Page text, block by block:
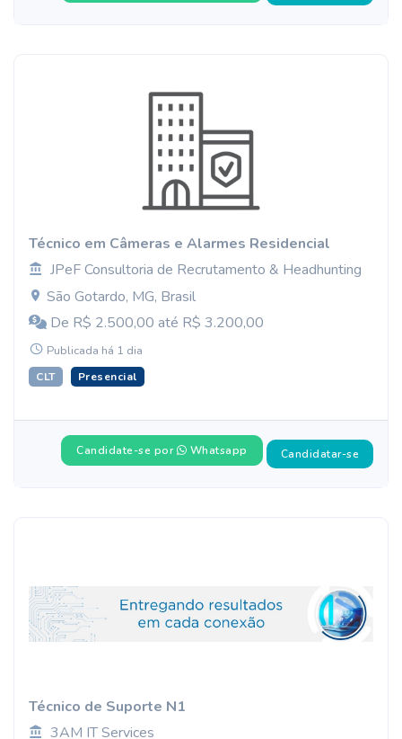
Técnico em Câmeras e Alarmes Residencial
JPeF Consultoria de Recrutamento & Headhunting
São Gotardo, MG, Brasil
De R$ 2.500,00 até R$ 3.200,00
Publicada há 1 dia
CLT Presencial
Candidate-se por Whatsapp Candidatar-se
Técnico de Suporte N1
3AM IT Services